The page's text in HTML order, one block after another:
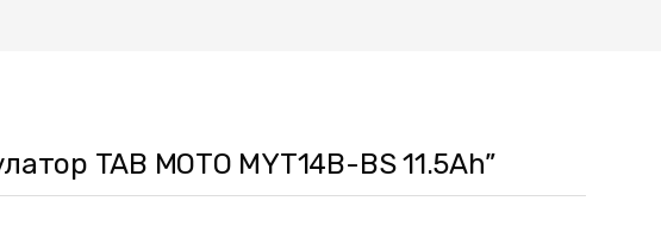
TAB MOTO MYT14B-BS 11.5Ah”